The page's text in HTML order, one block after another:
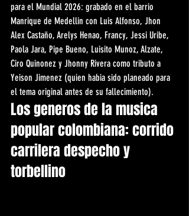
para el Mundial 2026: grabado en el barrio
Manrique de Medellin con Luis Alfonso, Jhon
Alex Castaño, Arelys Henao, Francy, Jessi Uribe,
Paola Jara, Pipe Bueno, Luisito Munoz, Alzate,
Ciro Quinonez y Jhonny Rivera como tributo a
Yeison Jimenez (quien habia sido planeado para
el tema original antes de su fallecimiento).
Los generos de la musica
popular colombiana: corrido
carrilera despecho y
torbellino